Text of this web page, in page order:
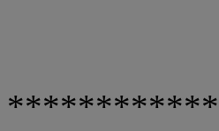
*************